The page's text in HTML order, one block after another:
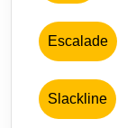
Escalade
Slackline